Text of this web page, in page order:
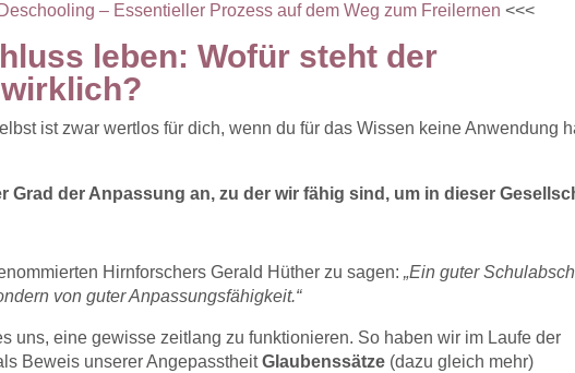
Deschooling – Essentieller Prozess auf dem Weg zum Freilernen <<<
leben: Wofür steht der
ist zwar wertlos für dich, wenn du für das Wissen keine Anwendung
Grad der Anpassung an, zu der wir fähig sind, um in dieser
Hirnforschers Gerald Hüther zu sagen:„Ein guter
von guter Anpassungsfähigkeit.“
uns, eine gewisse zeitlang zu funktionieren. So haben wir im Laufe der
Beweis unserer AngepasstheitGlaubenssätze (dazu gleich mehr)